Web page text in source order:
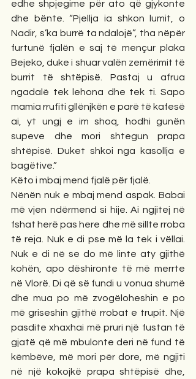
edhe shpjegime për ato që gjykonte
dhe bënte. “Pjellja ia shkon lumit, o
Nadir, s’ka burrë ta ndalojë”, tha nëpër
furtunë fjalën e saj të mençur plaka
Bejeko, duke i shuar valën zemërimit të
burrit të shtëpisë. Pastaj u afrua
ngadalë tek lehona dhe tek ti. Sapo
mamia rrufiti gllënjkën e parë të kafesë
ai, yt ungj e im shoq, hodhi gunën
supeve dhe mori shtegun prapa
shtëpisë. Duket shkoi nga kasollja e
bagëtive.”
Këto i mbaj mend fjalë për fjalë.
Nënën nuk e mbaj mend aspak. Babai
më vjen ndërmend si hije. Ai ngjitej në
fshat herë pas here dhe më sillte rroba
të reja. Nuk e di pse më la tek i vëllai.
Nuk e di në se do më linte aty gjithë
kohën, apo dëshironte të më merrte
në Vlorë. Di që së fundi u vonua shumë
dhe mua po më zvogëloheshin e po
më griseshin gjithë rrobat e trupit. Një
pasdite xhaxhai më pruri një fustan të
gjatë që më mbulonte deri në fund të
këmbëve, më mori për dore, më ngjiti
në një kokojkë prapa shtëpisë dhe,